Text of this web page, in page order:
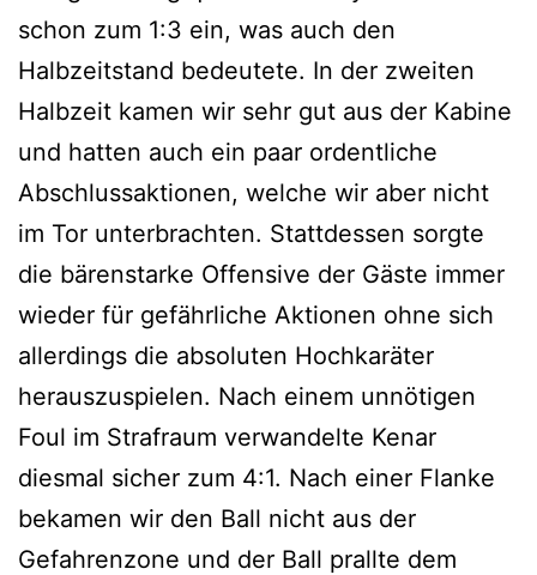
schon zum 1:3 ein, was auch den
Halbzeitstand bedeutete. In der zweiten
Halbzeit kamen wir sehr gut aus der Kabine
und hatten auch ein paar ordentliche
Abschlussaktionen, welche wir aber nicht
im Tor unterbrachten. Stattdessen sorgte
die bärenstarke Offensive der Gäste immer
wieder für gefährliche Aktionen ohne sich
allerdings die absoluten Hochkaräter
herauszuspielen. Nach einem unnötigen
Foul im Strafraum verwandelte Kenar
diesmal sicher zum 4:1. Nach einer Flanke
bekamen wir den Ball nicht aus der
Gefahrenzone und der Ball prallte dem